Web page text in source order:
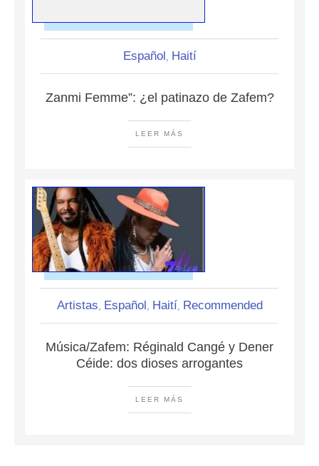
Español , Haití
Zanmi Femme”: ¿el patinazo de Zafem?
LEER MÁS
Artistas, Español , Haití, Recommended
Música/Zafem: Réginald Cangé y Dener
Céide: dos dioses arrogantes
LEER MÁS